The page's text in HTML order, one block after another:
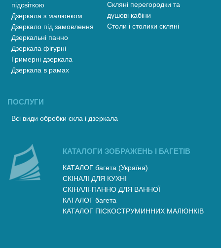
підсвіткою
Дзеркала з малюнком
Дзеркало під замовлення
Дзеркальні панно
Дзеркала фігурні
Гримерні дзеркала
Дзеркала в рамах
Скляні перегородки та
душові кабіни
Столи і столики скляні
ПОСЛУГИ
Всі види обробки скла і дзеркала
КАТАЛОГИ ЗОБРАЖЕНЬ І БАГЕТІВ
КАТАЛОГ багета (Україна)
СКІНАЛІ ДЛЯ КУХНІ
СКІНАЛІ-ПАННО ДЛЯ ВАННОЇ
КАТАЛОГ багета
КАТАЛОГ ПІСКОСТРУМИННИХ МАЛЮНКІВ